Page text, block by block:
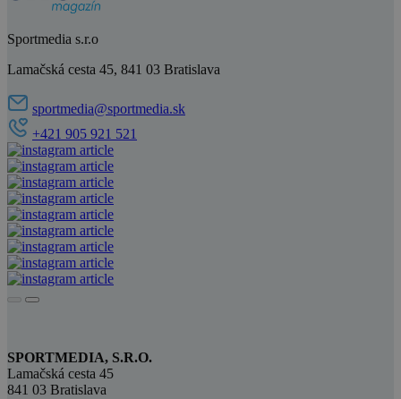
Sportmedia s.r.o
Lamačská cesta 45, 841 03 Bratislava
sportmedia@sportmedia.sk
+421 905 921 521
SPORTMEDIA, S.R.O.
Lamačská cesta 45
841 03 Bratislava